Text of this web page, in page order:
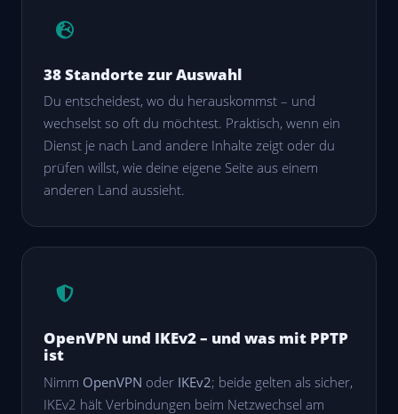
38 Standorte zur Auswahl
Du entscheidest, wo du herauskommst – und
wechselst so oft du möchtest. Praktisch, wenn ein
Dienst je nach Land andere Inhalte zeigt oder du
prüfen willst, wie deine eigene Seite aus einem
anderen Land aussieht.
OpenVPN und IKEv2 – und was mit PPTP
ist
Nimm OpenVPN oder IKEv2; beide gelten als sicher,
IKEv2 hält Verbindungen beim Netzwechsel am